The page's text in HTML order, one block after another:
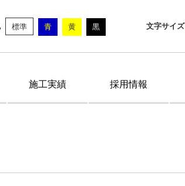
標準 青 黄 黒 文字サイズ
施工実績 採用情報